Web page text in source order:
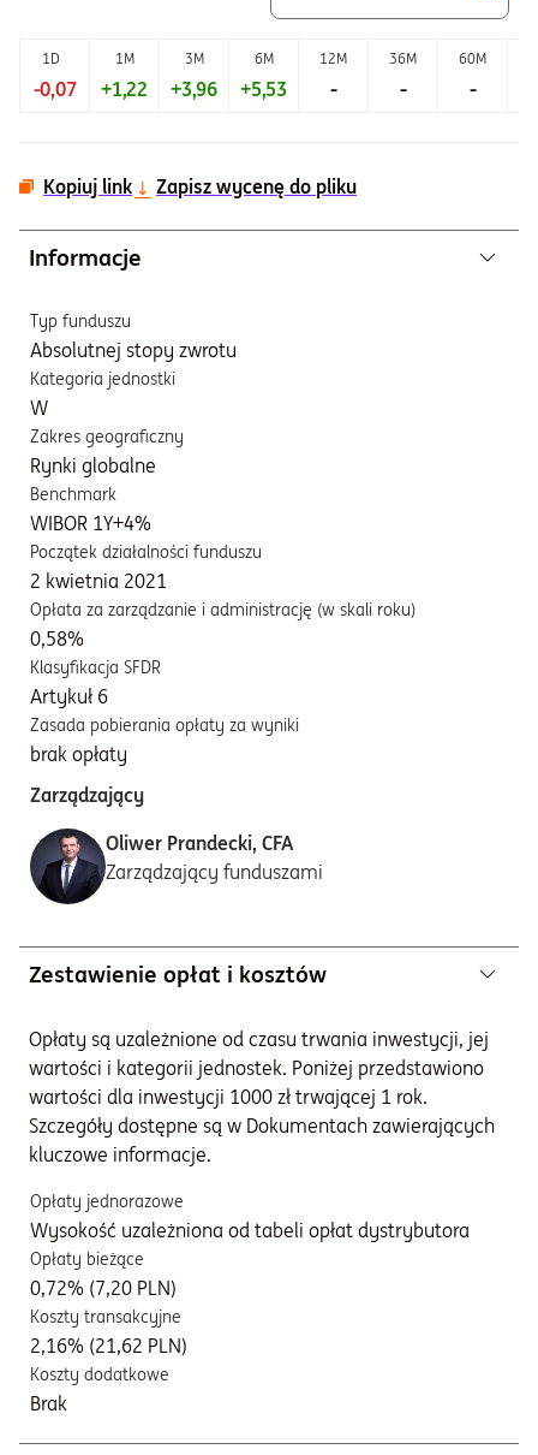
1D 1M 3M 6M 12M 36M 60M
-0,07 +1,22 +3,96 +5,53 - - -
Kopiuj link Zapisz wycenę do pliku
Informacje
Typ funduszu
Absolutnej stopy zwrotu
Kategoria jednostki
W
Zakres geograficzny
Rynki globalne
Benchmark
WIBOR 1Y+4%
Początek działalności funduszu
2 kwietnia 2021
Opłata za zarządzanie i administrację (w skali roku)
0,58%
Klasyfikacja SFDR
Artykuł 6
Zasada pobierania opłaty za wyniki
brak opłaty
Zarządzający
Oliwer Prandecki, CFA
Zarządzający funduszami
Zestawienie opłat i kosztów
Opłaty są uzależnione od czasu trwania inwestycji, jej
wartości i kategorii jednostek. Poniżej przedstawiono
wartości dla inwestycji 1000 zł trwającej 1 rok.
Szczegóły dostępne są w Dokumentach zawierających
kluczowe informacje.
Opłaty jednorazowe
Wysokość uzależniona od tabeli opłat dystrybutora
Opłaty bieżące
0,72% (7,20 PLN)
Koszty transakcyjne
2,16% (21,62 PLN)
Koszty dodatkowe
Brak